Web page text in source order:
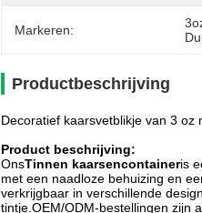
Markeren:
Productbeschrijving
Decoratief kaarsvetblikje van 3
Product beschrijving:
OnsTinnen kaarsencontaineris
met een naadloze behuizing en
verkrijgbaar in verschillende
tintje.OEM/ODM-bestellingen zijn